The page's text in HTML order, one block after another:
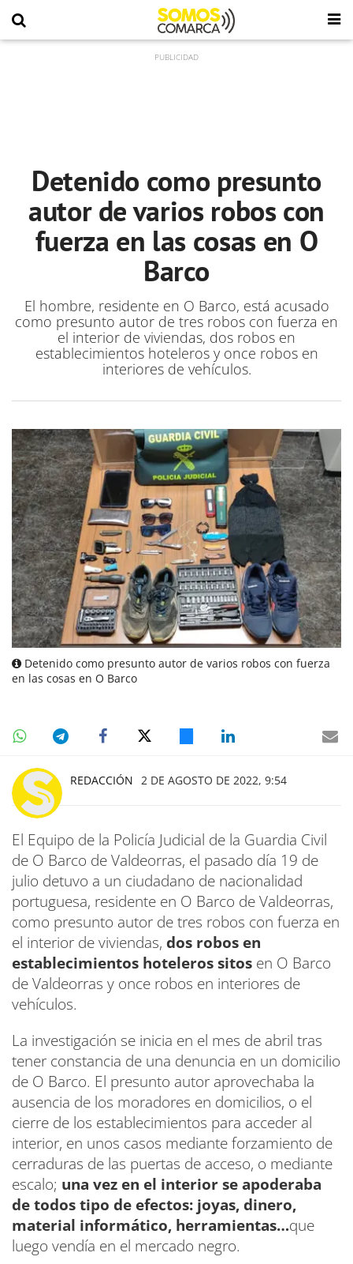
Detenido como presunto
autor de varios robos con
fuerza en las cosas en O
Barco
El hombre, residente en O Barco, está acusado
como presunto autor de tres robos con fuerza en
el interior de viviendas, dos robos en
establecimientos hoteleros y once robos en
interiores de vehículos.
Detenido como presunto autor de varios robos con fuerza
en las cosas en O Barco
REDACCIÓN 2 DE AGOSTO DE 2022, 9:54
El Equipo de la Policía Judicial de la Guardia Civil
de O Barco de Valdeorras, el pasado día 19 de
julio detuvo a un ciudadano de nacionalidad
portuguesa, residente en O Barco de Valdeorras,
como presunto autor de tres robos con fuerza en
el interior de viviendas, dos robos en
establecimientos hoteleros sitos en O Barco
de Valdeorras y once robos en interiores de
vehículos.
La investigación se inicia en el mes de abril tras
tener constancia de una denuncia en un domicilio
de O Barco. El presunto autor aprovechaba la
ausencia de los moradores en domicilios, o el
cierre de los establecimientos para acceder al
interior, en unos casos mediante forzamiento de
cerraduras de las puertas de acceso, o mediante
escalo; una vez en el interior se apoderaba
de todos tipo de efectos: joyas, dinero,
material informático, herramientas…que
luego vendía en el mercado negro.